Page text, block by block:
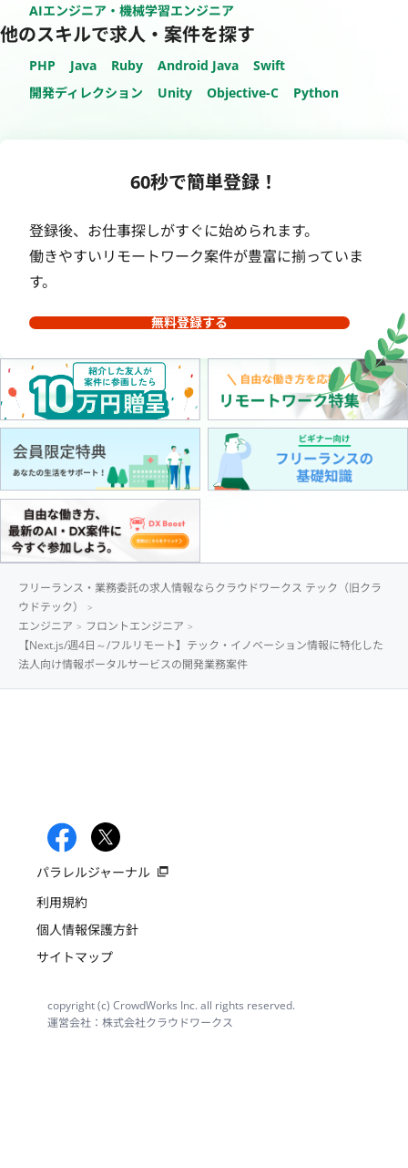
AIエンジニア・機械学習エンジニア
他のスキルで求人・案件を探す
PHP Java Ruby Android Java
Swift
開発ディレクション
Unity Objective-C Python
60秒で簡単登録！
登録後、お仕事探しがすぐに始められます。
働きやすいリモートワーク案件が豊富に揃っていま
す。
無料登録する
フリーランス・業務委託の求人情報ならクラウドワークス テック（旧クラ
ウドテック）
エンジニア
フロントエンジニア
【Next.js/週4日～/フルリモート】テック・イノベーション情報に特化した
法人向け情報ポータルサービスの開発業務案件
パラレルジャーナル
利用規約
個人情報保護方針
サイトマップ
copyright (c) CrowdWorks Inc. all rights reserved.
運営会社：株式会社クラウドワークス